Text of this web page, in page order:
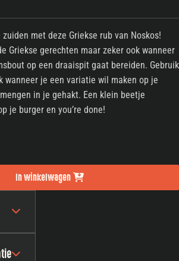
met deze Griekse rub van Noskos!
Griekse gerechten maar zeker ook wanneer
op een draaispit gaat bereiden. Gebruik
wanneer je een variatie wil maken op je
in je gehakt. Een klein beetje
je burger en you’re done!
In winkelwagen